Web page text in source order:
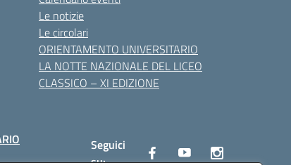
Le notizie
Le circolari
ORIENTAMENTO UNIVERSITARIO
LA NOTTE NAZIONALE DEL LICEO
CLASSICO – XI EDIZIONE
Seguici
su: